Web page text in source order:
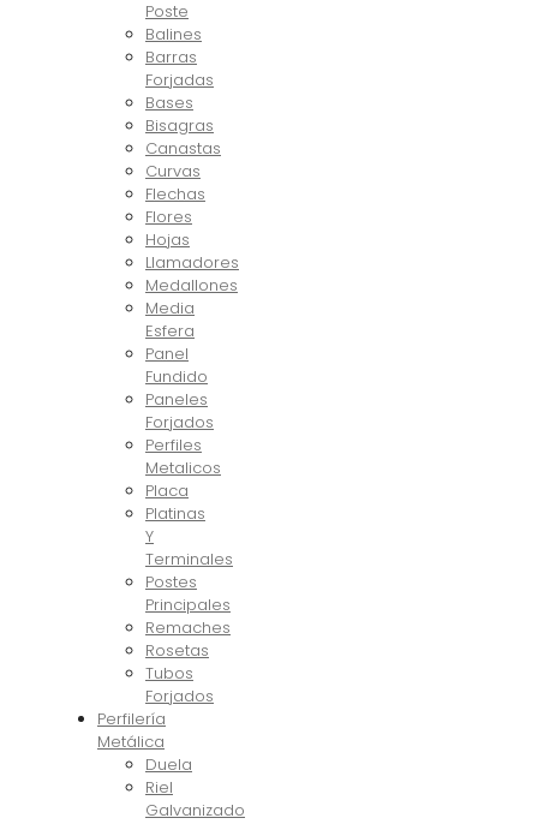
Poste
Balines
Barras
Forjadas
Bases
Bisagras
Canastas
Curvas
Flechas
Flores
Hojas
Llamadores
Medallones
Media
Esfera
Panel
Fundido
Paneles
Forjados
Perfiles
Metalicos
Placa
Platinas
Y
Terminales
Postes
Principales
Remaches
Rosetas
Tubos
Forjados
Perfilería
Metálica
Duela
Riel
Galvanizado